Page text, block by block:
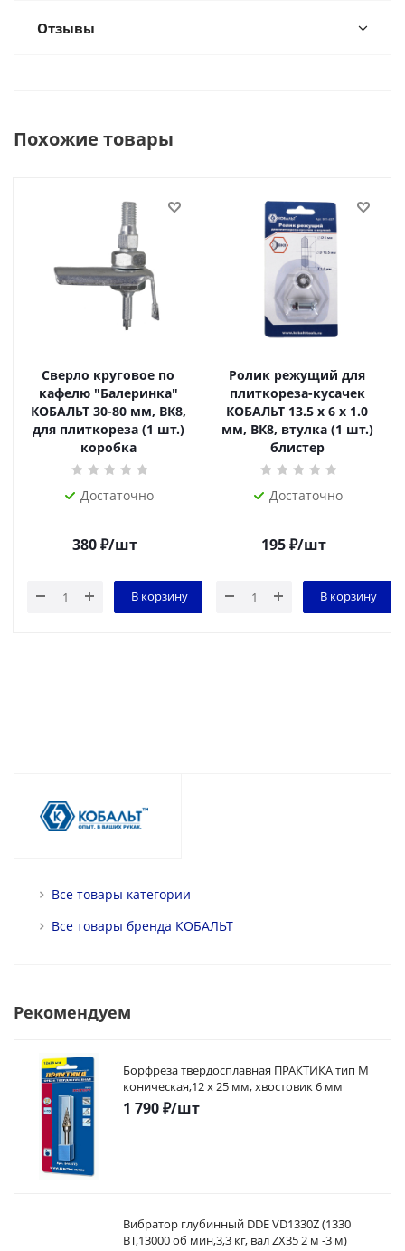
Отзывы
Похожие товары
Сверло круговое по
кафелю "Балеринка"
КОБАЛЬТ 30-80 мм, ВК8,
для плиткореза (1 шт.)
коробка
Достаточно
380₽/шт
В корзину
Ролик режущий для
плиткореза-кусачек
КОБАЛЬТ 13.5 х 6 х 1.0
мм, ВК8, втулка (1 шт.)
блистер
Достаточно
195₽/шт
В корзину
Все товары категории
Все товары бренда КОБАЛЬТ
Рекомендуем
Борфреза твердосплавная ПРАКТИКА тип M
коническая,12 х 25 мм, хвостовик 6 мм
1 790₽/шт
Вибратор глубинный DDE VD1330Z (1330
ВТ,13000 об мин,3,3 кг, вал ZX35 2 м -3 м)